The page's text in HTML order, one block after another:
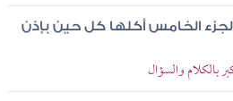
الخامس أكلها كل حين بإذن
بالكلام والسؤال